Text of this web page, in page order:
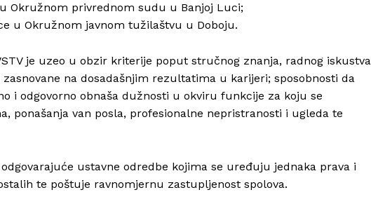
Info
O nama
Kontakt
Impressum
Okružnom privrednom sudu u Banjoj Luci;
u Okružnom javnom tužilaštvu u Doboju.
je uzeo u obzir kriterije poput stručnog znanja, radnog
na dosadašnjim rezultatima u karijeri; sposobnosti da
i odgovorno obnaša dužnosti u okviru funkcije za koju se
ponašanja van posla, profesionalne nepristranosti i ugleda te
ustavne odredbe kojima se uređuju jednaka prava i
te poštuje ravnomjernu zastupljenost spolova.